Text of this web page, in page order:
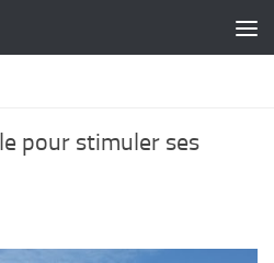
pour stimuler ses